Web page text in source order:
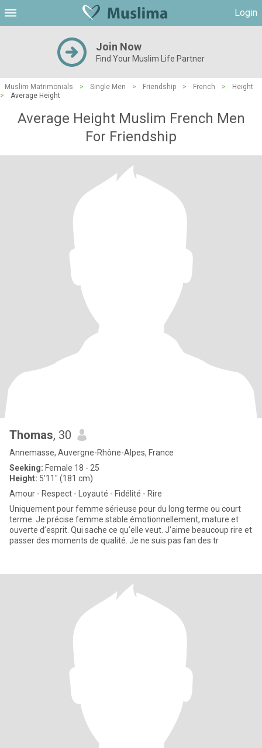
Login
Join Now
Find Your Muslim Life Partner
Muslim Matrimonials > Single Men > Friendship > French >
Height
>
Average Height
Average Height Muslim French Men
For Friendship
Thomas, 30
Annemasse, Auvergne-Rhône-Alpes, France
Seeking: Female 18 - 25
Height: 5'11" (181 cm)
Amour - Respect - Loyauté - Fidélité - Rire
Uniquement pour femme sérieuse pour du long terme ou court
terme. Je précise femme stable émotionnellement, mature et
ouverte d’esprit. Qui sache ce qu’elle veut. J’aime beaucoup rire et
passer des moments de qualité. Je ne suis pas fan des tr